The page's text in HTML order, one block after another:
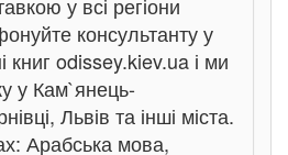
консультанту у
книг odissey.kiev.ua і ми
у Кам`янець-
Львів та інші міста.
Арабська мова,